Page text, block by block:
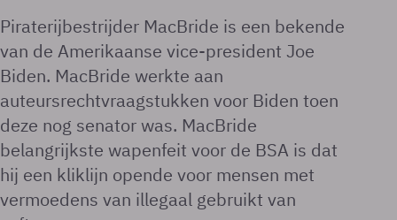
Piraterijbestrijder MacBride is een bekende
van de Amerikaanse vice-president Joe
Biden. MacBride werkte aan
auteursrechtvraagstukken voor Biden toen
deze nog senator was. MacBride
belangrijkste wapenfeit voor de BSA is dat
hij een kliklijn opende voor mensen met
vermoedens van illegaal gebruikt van